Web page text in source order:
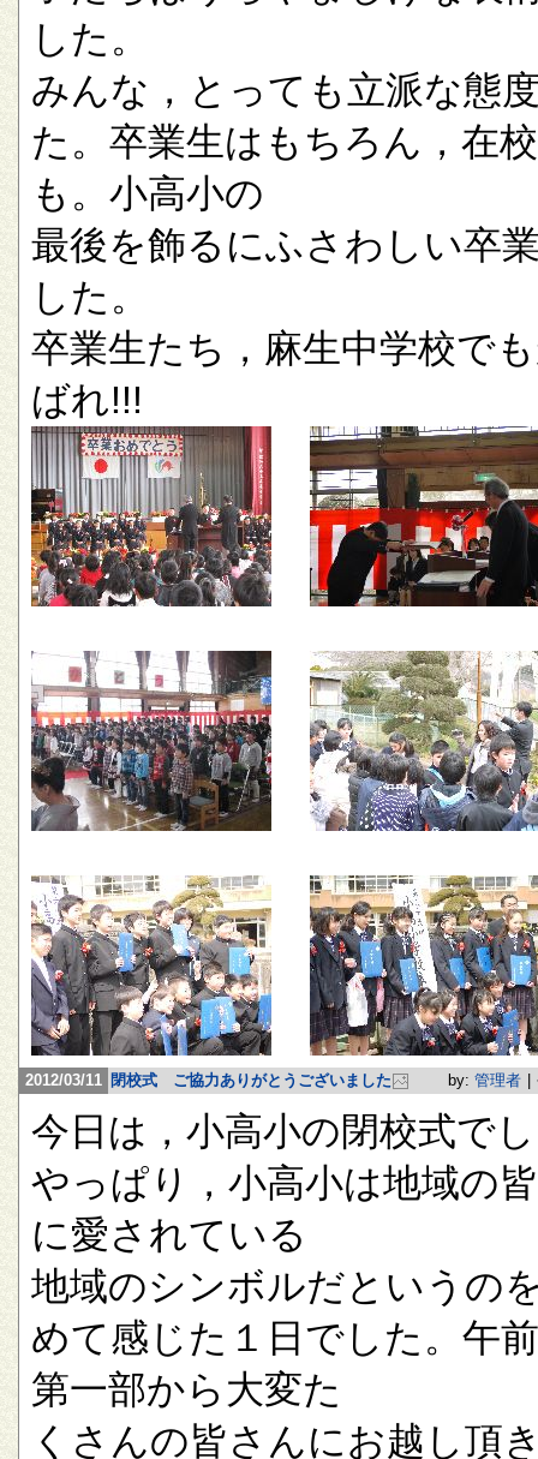
した。
みんな，とっても立派な態
た。卒業生はもちろん，在
も。小高小の
最後を飾るにふさわしい卒
した。
卒業生たち，麻生中学校で
ばれ!!!
2012/03/11 閉校式 ご協力ありがとうございました by: 管理者
今日は，小高小の閉校式で
やっぱり，小高小は地域の
に愛されている
地域のシンボルだというの
めて感じた１日でした。午
第一部から大変た
くさんの皆さんにお越し頂